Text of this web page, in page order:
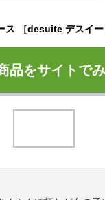
品をサイトで